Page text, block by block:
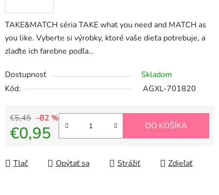
TAKE&MATCH séria TAKE what you need and MATCH as
you like. Vyberte si výrobky, ktoré vaše dieťa potrebuje, a
zlaďte ich farebne podľa…
Dostupnosť
Skladom
Kód:
AGXL-701820
€5,45 –82 %
€0,95 DO KOŠÍKA
Tlač Opýtať sa Strážiť Zdieľať